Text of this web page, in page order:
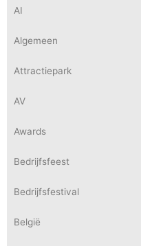
AI
Algemeen
Attractiepark
AV
Awards
Bedrijfsfeest
Bedrijfsfestival
België